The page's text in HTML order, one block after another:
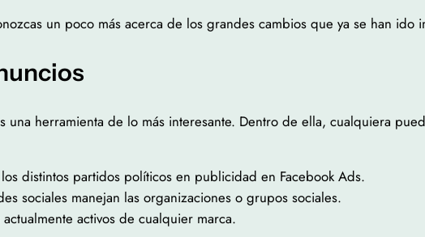
un poco más acerca de los grandes cambios que ya se han
una herramienta de lo más interesante. Dentro de ella, cualquiera
distintos partidos políticos en publicidad en Facebook Ads.
sociales manejan las organizaciones o grupos sociales.
activos de cualquier marca.